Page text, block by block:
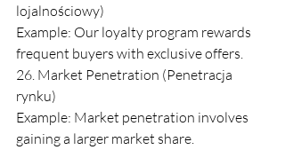
lojalnościowy)
Example: Our loyalty program rewards
frequent buyers with exclusive offers.
26. Market Penetration (Penetracja
rynku)
Example: Market penetration involves
gaining a larger market share.